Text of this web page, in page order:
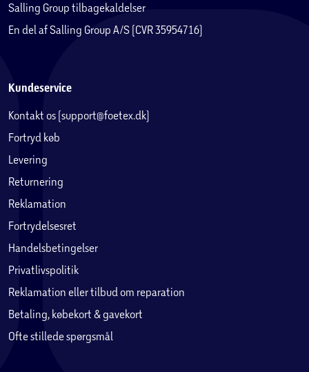
Salling Group tilbagekaldelser
En del af Salling Group A/S (CVR 35954716)
Kundeservice
Kontakt os (support@foetex.dk)
Fortryd køb
Levering
Returnering
Reklamation
Fortrydelsesret
Handelsbetingelser
Privatlivspolitik
Reklamation eller tilbud om reparation
Betaling, købekort & gavekort
Ofte stillede spørgsmål